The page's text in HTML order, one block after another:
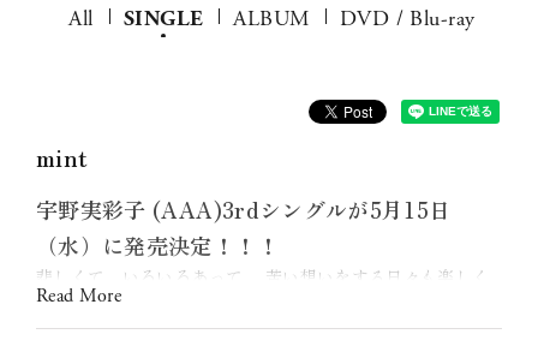
All SINGLE ALBUM DVD / Blu-ray
mint
宇野実彩子 (AAA)3rdシングルが5月15日
（水）に発売決定！！！
悲しくて、いろいろあって 、苦い想いをする日々も楽しく
ジャンプしてはしゃいで過ごせば、
日常がキラキラと輝き出す☆
Read More